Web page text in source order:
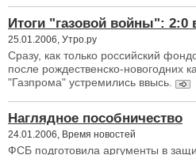
Итоги "газовой войны": 2:0
25.01.2006, Утро.ру
Сразу, как только российский
после рождественско-новогодних
"Газпрома" устремились ввысь.
Наглядное пособничество
24.01.2006, Время новостей
ФСБ подготовила аргументы в